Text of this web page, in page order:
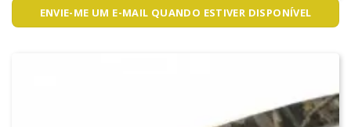
ENVIE-ME UM E-MAIL QUANDO ESTIVER DISPONÍVEL